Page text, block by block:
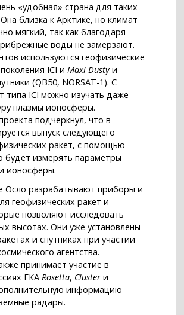
«удобная» страна для таких
близка к Арктике, но климат
мягкий, так как благодаря
воды не замерзают.
используются геофизические
ICI и Maxi Dustyи
(QB50, NORSAT-1). С
типа ICI можно изучать даже
плазмы ионосферы.
подчеркнул, что в
выпуск следующего
ракет, с помощью
будет измерять параметры
ионосферы.
Осло разрабатывают приборы и
геофизических ракет и
позволяют исследовать
высотах. Они уже установлены
и спутниках при участии
агентства.
принимает участие в
ЕКАRosetta, Cluster и
информацию
радары.